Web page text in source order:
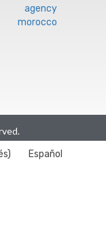
) Español